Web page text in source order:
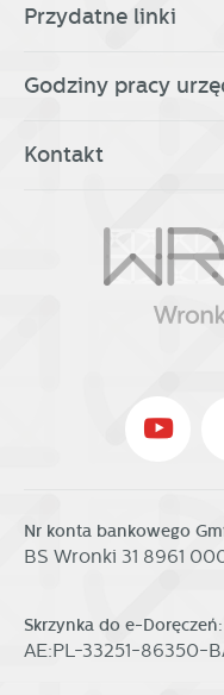
Przydatne linki
Godziny pracy
Kontakt
Nr konta bankowego
BS Wronki 31 8961
Skrzynka do e-Doręczeń:
AE:PL-33251-86350-